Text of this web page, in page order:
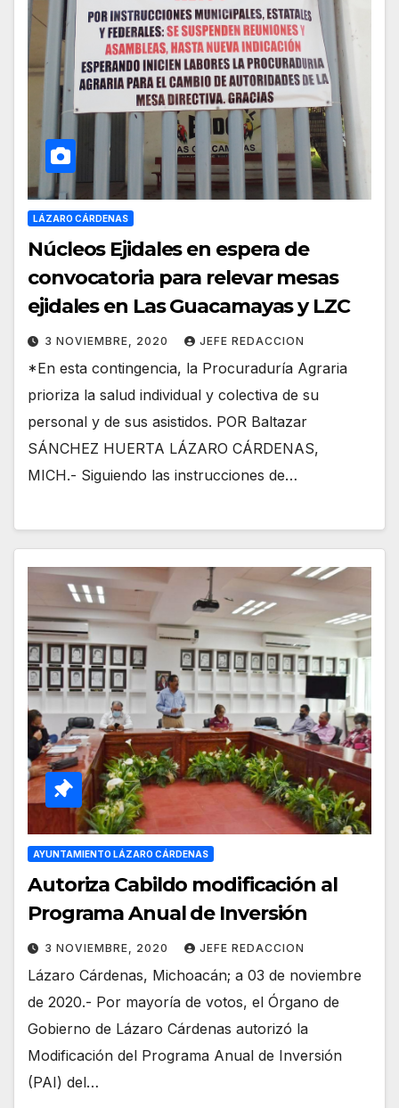
LÁZARO CÁRDENAS
Núcleos Ejidales en espera de
convocatoria para relevar mesas
ejidales en Las Guacamayas y LZC
3 NOVIEMBRE, 2020 JEFE REDACCION
*En esta contingencia, la Procuraduría Agraria
prioriza la salud individual y colectiva de su
personal y de sus asistidos. POR Baltazar
SÁNCHEZ HUERTA LÁZARO CÁRDENAS,
MICH.- Siguiendo las instrucciones de…
AYUNTAMIENTO LÁZARO CÁRDENAS
Autoriza Cabildo modificación al
Programa Anual de Inversión
3 NOVIEMBRE, 2020 JEFE REDACCION
Lázaro Cárdenas, Michoacán; a 03 de noviembre
de 2020.- Por mayoría de votos, el Órgano de
Gobierno de Lázaro Cárdenas autorizó la
Modificación del Programa Anual de Inversión
(PAI) del…